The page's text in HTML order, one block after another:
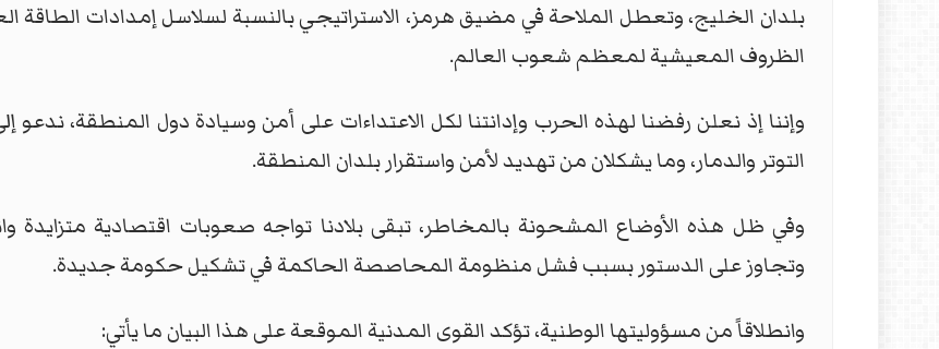
بلدان الخليج، وتعطل الملاحة في مضيق هرمز، الاستراتيجي بالنسبة لسلاسل إمدادات الطاقة
الظروف المعيشية لمعظم شعوب العالم.
وإننا إذ نعلن رفضنا لهذه الحرب وإدانتنا لكل الاعتداءات على أمن وسيادة دول المنطقة، ندعو
التوتر والدمار، وما يشكلان من تهديد لأمن واستقرار بلدان المنطقة.
وفي ظل هذه الأوضاع المشحونة بالمخاطر، تبقى بلادنا تواجه صعوبات اقتصادية متزايدة
وتجاوز على الدستور بسبب فشل منظومة المحاصصة الحاكمة في تشكيل حكومة جديدة.
وانطلاقاً من مسؤوليتها الوطنية، تؤكد القوى المدنية الموقعة على هذا البيان ما يأتي: